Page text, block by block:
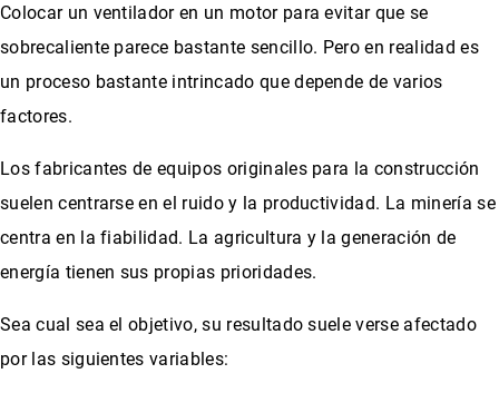
Colocar un ventilador en un motor para evitar que se
sobrecaliente parece bastante sencillo. Pero en realidad es
un proceso bastante intrincado que depende de varios
factores.
Los fabricantes de equipos originales para la construcción
suelen centrarse en el ruido y la productividad. La minería se
centra en la fiabilidad. La agricultura y la generación de
energía tienen sus propias prioridades.
Sea cual sea el objetivo, su resultado suele verse afectado
por las siguientes variables: